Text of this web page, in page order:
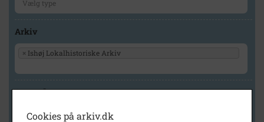
Arkiv
× Ishøj Lokalhistoriske Arkiv
Geografi
Cookies på arkiv.dk